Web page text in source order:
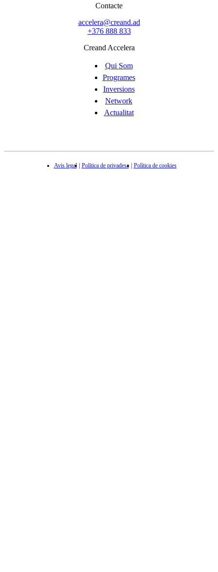
Contacte
accelera@creand.ad
+376 888 833
Creand Accelera
Qui Som
Programes
Inversions
Network
Actualitat
Avis legal Política de privadesa Política de cookies